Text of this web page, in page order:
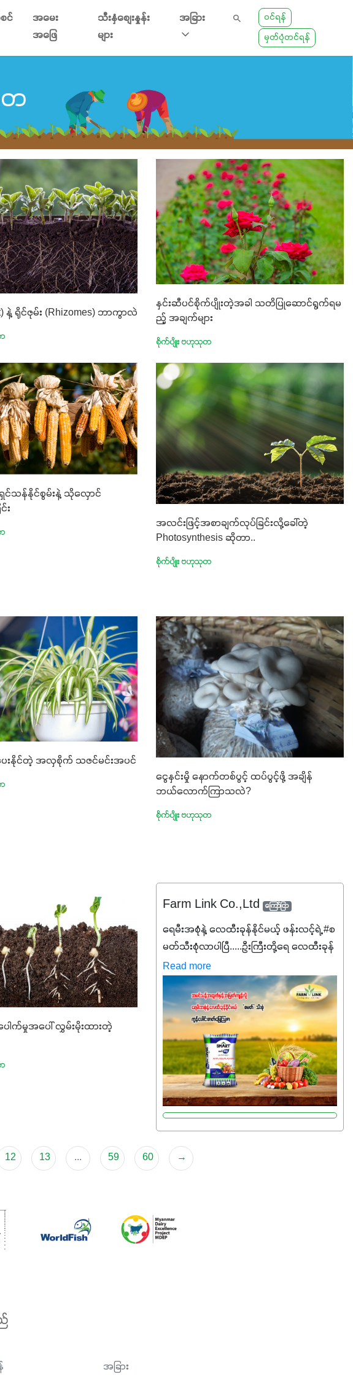
င်
အမေး
အဖြေ
သီးနှံစျေးနှုန်း
များ
အခြား
ဝင်ရန်
မှတ်ပုံတင်ရန်
တ
နဲ့ ရိုင်ဇုမ်း (Rhizomes) ဘာကွာလဲ
နှင်းဆီပင်စိုက်ပျိုးတဲ့အခါ သတိပြုဆောင်ရွက်ရမ
ည့် အချက်များ
စိုက်ပျိုး ဗဟုသုတ
ရှင်သန်နိုင်စွမ်းနဲ့ သိုလှောင်
း
အလင်းဖြင့်အစာချက်လုပ်ခြင်းလို့ခေါ်တဲ့
Photosynthesis ဆိုတာ..
စိုက်ပျိုး ဗဟုသုတ
းနိုင်တဲ့ အလှစိုက် သဇင်မင်းအပင်
ငွေနှင်းမှို နောက်တစ်ပွင့် ထပ်ပွင့်ဖို့ အချိန်
ဘယ်လောက်ကြာသလဲ?
စိုက်ပျိုး ဗဟုသုတ
ေါက်မှုအပေါ် လွှမ်းမိုးထားတဲ့
Farm Link Co.,Ltd ကြော်ငြာ
ရေမီးအစုံနဲ့ လေထီးခုန်နိုင်မယ့် ဖန်းလင့်ရဲ့ #စ
မတ်သီးစုံလာပါပြီ.....ဦးကြီးတို့ရေ ‌လေထီးခုန်
ချင်ပေမယ့် စမတ်သီးစုံကို မသိသေးရင်တော့
ဒီစာလေးကို ဆက်ဖတ်‌ပေးပါ #စမတ်သီးစုံဆို
တာ အပင်တိုင်းအတွက် အဓိက
အာဟာရNPK (19:7:8)နဲ့ #ဟူးမစ်အက်စစ်
တို့ အချိုးကျ ပေါင်းစပ်ထားတဲ့ ကွန်ပေါင်း
ဓာတ်မြေဩဇာဖြစ်ပါတယ်။ အဓိက
အကျိုးကျေးဇူးတွေအနေနဲ့ကတော့ နိုက်ထရို
ဂျင် 19%ပါဝင်တဲ့အတွက် ကလိုရိုဖီးလ်ဖွဲ့စည်း
မှုကို အားပေးကာ သီးနှံပင်များ၏အရွက်များ
စိမ်းလန်းသန်စွမ်းပြီး အစာချက်လုပ်မှု
ထွားမှုကို တိုးမြင့်စေကာ အပင်သန်၍ အကြီး
မြန်စေပါတယ်။ သင့်တော်တဲ့ Phosphorus
အားပေးပါတယ်။ ဒါ့အပြင် ပန်းပွင့်ခြင်း၊
အသီးသီးခြင်း၊အစေ့တည်ခြင်းလုပ်ငန်းစဉ်
Read more
12 13 ... 59 60 →
အခြား